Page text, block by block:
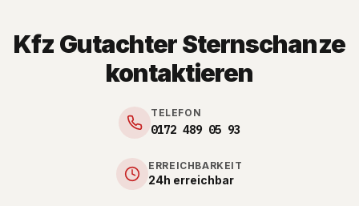
Kfz Gutachter Sternschanze
kontaktieren
TELEFON
0172 489 05 93
ERREICHBARKEIT
24h erreichbar